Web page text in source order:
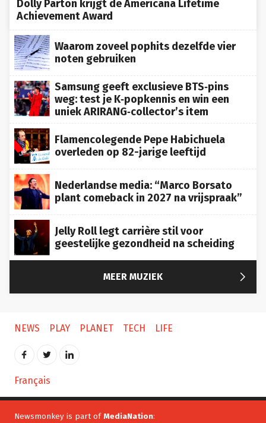
Achievement Award
Waarom zoveel pophits dezelfde vier
noten gebruiken
Samsung geeft exclusieve BTS‑pins
weg: test je K‑popkennis en win een
uniek ARIRANG‑collector’s item
Flamencolegende Pepe Habichuela
overleden op 82-jarige leeftijd
Nederlandse media: “Marco Borsato
plant comeback in 2027 na vrijspraak”
Jelly Roll legt carrière stil voor
geestelijke gezondheid na scheiding
MEER MUZIEK 
NEWS PLAY PLANET TECH LIFE
Français
Newsmonkey is part of MediaNation